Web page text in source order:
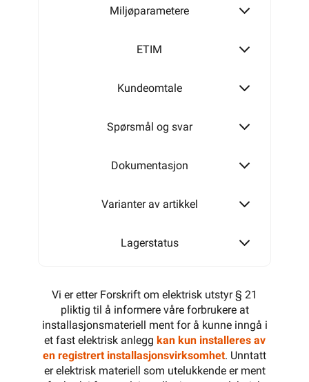
T160
Miljøparametere
ETIM
Kundeomtale
Spørsmål og svar
Dokumentasjon
Varianter av artikkel
Lagerstatus
Vi er etter Forskrift om elektrisk utstyr § 21
pliktig til å informere våre forbrukere at
installasjonsmateriell ment for å kunne inngå i
et fast elektrisk anlegg kan kun installeres av
en registrert installasjonsvirksomhet. Unntatt
er elektrisk materiell som utelukkende er ment